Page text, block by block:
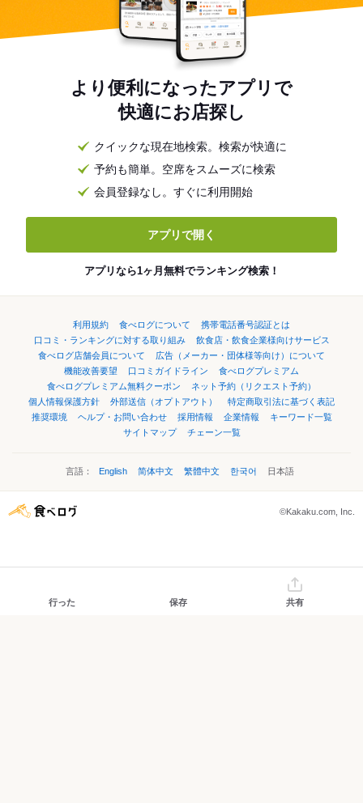
より便利になったアプリで
快適にお店探し
クイックな現在地検索。検索が快適に
予約も簡単。空席をスムーズに検索
会員登録なし。すぐに利用開始
アプリで開く
アプリなら1ヶ月無料でランキング検索！
利用規約 食べログについて
携帯電話番号認証とは
口コミ・ランキングに対する取り組み
飲食店・飲食企業様向けサービス
食べログ店舗会員について
広告（メーカー・団体様等向け）について
機能改善要望
口コミガイドライン
食べログプレミアム
食べログプレミアム無料クーポン
ネット予約（リクエスト予約）
個人情報保護方針
外部送信（オプトアウト）
特定商取引法に基づく表記
推奨環境
ヘルプ・お問い合わせ 採用情報 企業情報
キーワード一覧
サイトマップ
チェーン一覧
言語： English 简体中文 繁體中文 한국어 日本語
©Kakaku.com, Inc.
行った 保存 共有